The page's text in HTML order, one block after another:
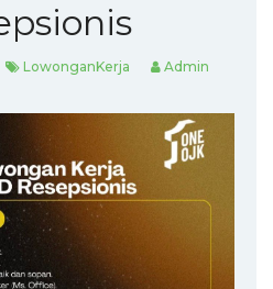
LowonganKerja Admin